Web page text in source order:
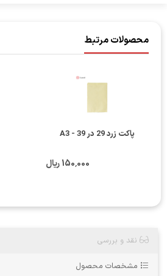
محصولات مرتبط
پاکت زرد 29 در 39 - A3
150٬000 ریال
نقد و بررسی
مشخصات محصول